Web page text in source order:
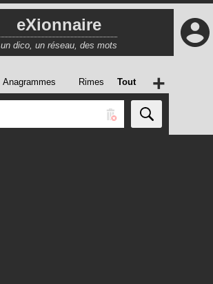
eXionnaire
un dico, un réseau, des mots
Anagrammes Rimes Tout +